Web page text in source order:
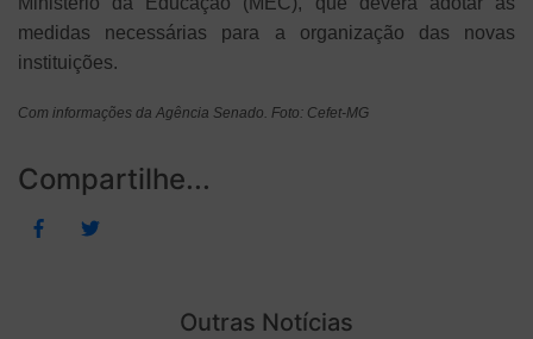
medidas necessárias para a organização das novas
instituições.
Com informações da Agência Senado. Foto: Cefet-MG
Compartilhe...
Outras Notícias